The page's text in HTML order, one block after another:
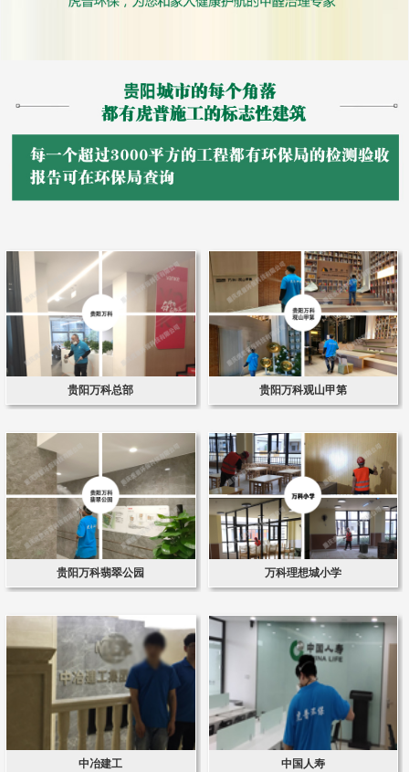
贵阳万科总部 贵阳万科观山甲第
贵阳万科翡翠公园 万科理想城小学
中冶建工 中国人寿